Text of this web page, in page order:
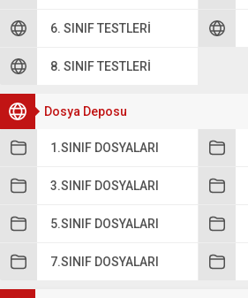
6. SINIF TESTLERI
8. SINIF TESTLERI
Dosya Deposu
1.SINIF DOSYALARI
3.SINIF DOSYALARI
5.SINIF DOSYALARI
7.SINIF DOSYALARI